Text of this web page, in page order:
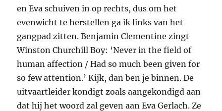
en Eva schuiven in op rechts, dus om het
evenwicht te herstellen ga ik links van het
gangpad zitten. Benjamin Clementine zingt
Winston Churchill Boy: ‘Never in the field of
human affection / Had so much been given for
so few attention.’ Kijk, dan ben je binnen. De
uitvaartleider kondigt zoals aangekondigd aan
dat hij het woord zal geven aan Eva Gerlach. Ze